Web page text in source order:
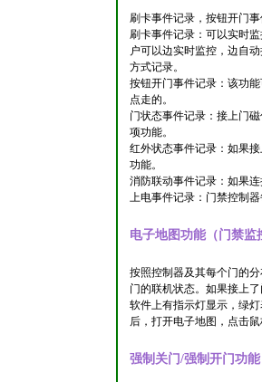
刷卡事件记录，按钮开门
刷卡事件记录：可以实时
户可以边实时监控，边自
方式记录。
按钮开门事件记录：该功
点走的。
门状态事件记录：接上门
项功能。
红外状态事件记录：如果
功能。
消防联动事件记录：如果
上电事件记录：门禁控制
电子地图功能（门禁监
按照控制器及其每个门的
门的联机状态。如果接上
软件上有指示灯显示，绿
后，打开电子地图，点击
强制关门/强制开门功能